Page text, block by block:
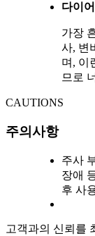
다이
가장
사, 변
며, 이
므로
CAUTIONS
주의사항
주사
장애
후 사
고객과의 신뢰를